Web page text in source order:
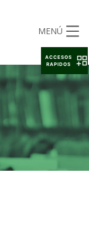
MENÚ
ACCESOS
RAPIDOS